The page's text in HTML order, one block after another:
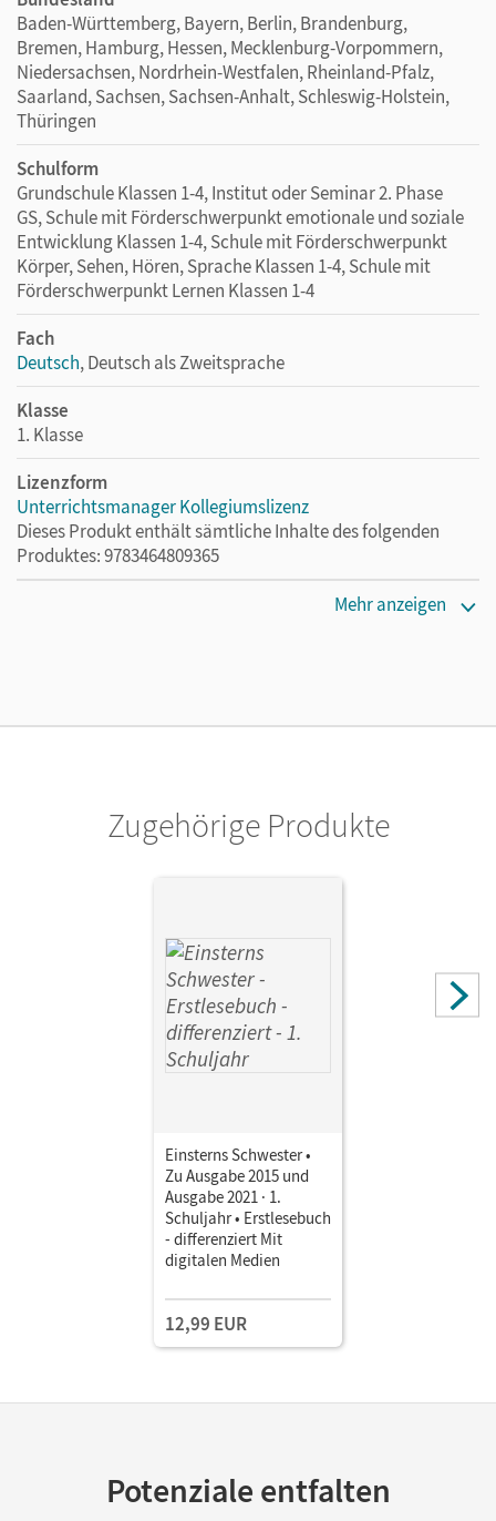
Baden-Württemberg, Bayern, Berlin, Brandenburg,
Bremen, Hamburg, Hessen, Mecklenburg-Vorpommern,
Niedersachsen, Nordrhein-Westfalen, Rheinland-Pfalz,
Saarland, Sachsen, Sachsen-Anhalt, Schleswig-Holstein,
Thüringen
Schulform
Grundschule Klassen 1-4, Institut oder Seminar 2. Phase
GS, Schule mit Förderschwerpunkt emotionale und soziale
Entwicklung Klassen 1-4, Schule mit Förderschwerpunkt
Körper, Sehen, Hören, Sprache Klassen 1-4, Schule mit
Förderschwerpunkt Lernen Klassen 1-4
Fach
Deutsch, Deutsch als Zweitsprache
Klasse
1. Klasse
Lizenzform
Unterrichtsmanager Kollegiumslizenz
Dieses Produkt enthält sämtliche Inhalte des folgenden
Produktes: 9783464809365
Unterrichtsmanagers solange das Lehrwerk erhältlich ist.
Mehr anzeigen
Zugehörige Produkte
Einsterns Schwester •
Zu Ausgabe 2015 und
Ausgabe 2021 · 1.
Schuljahr • Erstlesebuch
- differenziert Mit
digitalen Medien
12,99 EUR
Potenziale entfalten